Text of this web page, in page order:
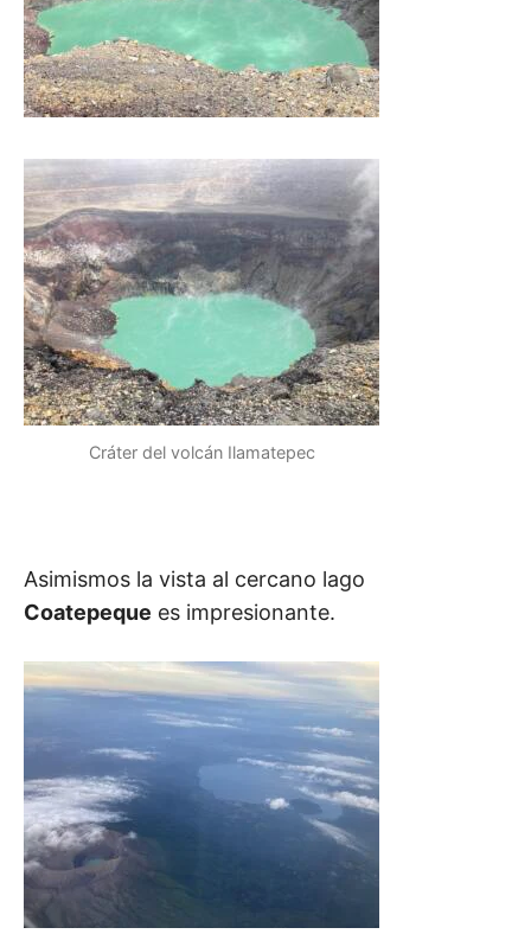
Cráter del volcán Ilamatepec
Asimismos la vista al cercano lago
Coatepeque es impresionante.